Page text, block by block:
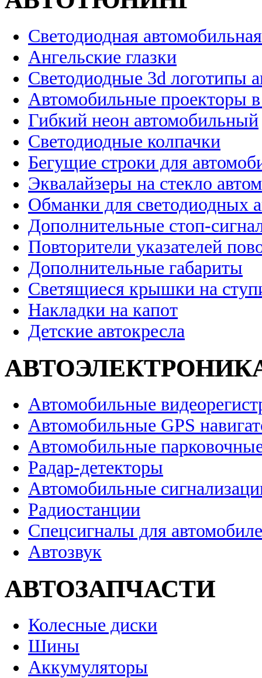
Светодиодная
Ангельские глазки
Светодиодные 3d логотипы
Автомобильные проекторы
Гибкий неон автомобильный
Светодиодные колпачки
Бегущие строки для
Эквалайзеры на стекло
Обманки для светодиодных
Дополнительные стоп-
Повторители указателей
Дополнительные габариты
Светящиеся крышки на
Накладки на капот
Детские автокресла
Автомобильные
Автомобильные GPS
Автомобильные
Радар-детекторы
Автомобильные
Радиостанции
Спецсигналы для
Автозвук
АВТОЗАПЧАСТИ
Колесные диски
Шины
Аккумуляторы